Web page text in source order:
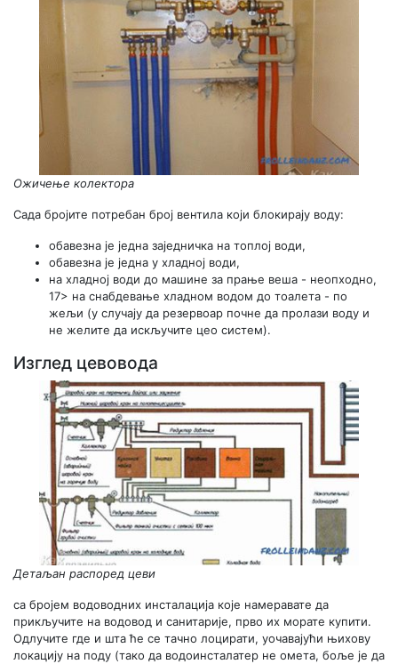
Ожичење колектора
Сада бројите потребан број вентила који блокирају воду:
обавезна је једна заједничка на топлој води,
обавезна је једна у хладној води,
на хладној води до машине за прање веша - неопходно,
17> на снабдевање хладном водом до тоалета - по
жељи (у случају да резервоар почне да пролази воду и
не желите да искључите цео систем).
Изглед цевовода
Детаљан распоред цеви
са бројем водоводних инсталација које намеравате да
прикључите на водовод и санитарије, прво их морате купити.
Одлучите где и шта ће се тачно лоцирати, уочавајући њихову
локацију на поду (тако да водоинсталатер не омета, боље је да